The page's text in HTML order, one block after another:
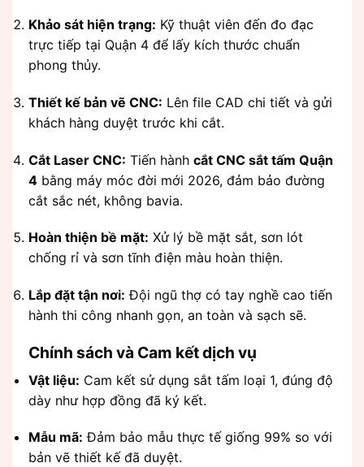
Khảo sát hiện trạng: Kỹ thuật viên đến đo đạc
trực tiếp tại Quận 4 để lấy kích thước chuẩn
phong thủy.
Thiết kế bản vẽ CNC: Lên file CAD chi tiết và gửi
khách hàng duyệt trước khi cắt.
Cắt Laser CNC: Tiến hành cắt CNC sắt tấm Quận
4 bằng máy móc đời mới 2026, đảm bảo đường
cắt sắc nét, không bavia.
Hoàn thiện bề mặt: Xử lý bề mặt sắt, sơn lót
chống rỉ và sơn tĩnh điện màu hoàn thiện.
Lắp đặt tận nơi: Đội ngũ thợ có tay nghề cao tiến
hành thi công nhanh gọn, an toàn và sạch sẽ.
Chính sách và Cam kết dịch vụ
Vật liệu: Cam kết sử dụng sắt tấm loại 1, đúng độ
dày như hợp đồng đã ký kết.
Mẫu mã: Đảm bảo mẫu thực tế giống 99% so với
bản vẽ thiết kế đã duyệt.